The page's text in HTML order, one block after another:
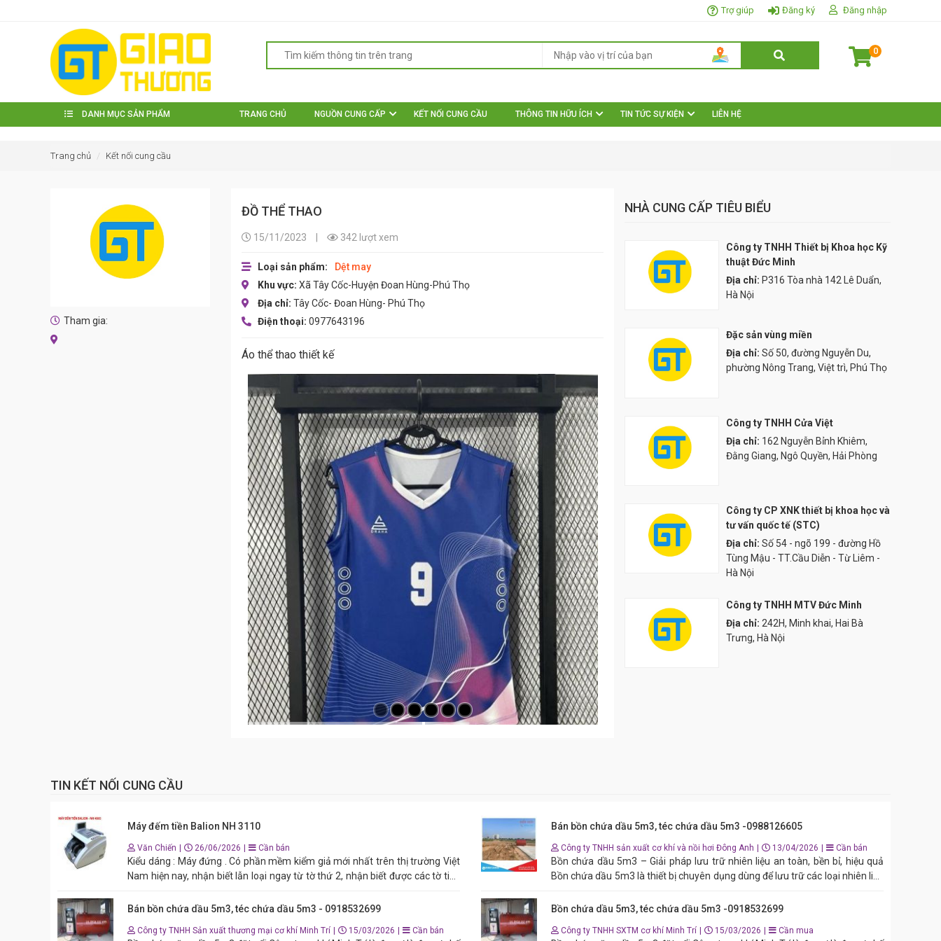
Trợ giúp Đăng ký Đăng nhập
0
DANH MỤC SẢN PHẨM TRANG CHỦ NGUỒN CUNG CẤP KẾT NỐI CUNG CẦU THÔNG TIN HỮU ÍCH TIN TỨC SỰ KIỆN LIÊN HỆ
Trang chủ Kết nối cung cầu
Tham gia:
ĐỒ THỂ THAO
15/11/2023 342 lượt xem
Loại sản phẩm:
Dệt may
Khu vực: Xã Tây Cốc-Huyện Đoan Hùng-Phú Thọ
Địa chỉ: Tây Cốc- Đoan Hùng- Phú Thọ
Điện thoại: 0977643196
Áo thể thao thiết kế
NHÀ CUNG CẤP TIÊU BIỂU
Công ty TNHH Thiết bị Khoa học Kỹ
thuật Đức Minh
Địa chỉ: P316 Tòa nhà 142 Lê Duẩn,
Hà Nội
Đặc sản vùng miền
Địa chỉ: Số 50, đường Nguyễn Du,
phường Nông Trang, Việt trì, Phú Thọ
Công ty TNHH Cửa Việt
Địa chỉ: 162 Nguyễn Bỉnh Khiêm,
Đằng Giang, Ngô Quyền, Hải Phòng
Công ty CP XNK thiết bị khoa học và
tư vấn quốc tế (STC)
Địa chỉ: Số 54 - ngõ 199 - đường Hồ
Tùng Mậu - TT.Cầu Diễn - Từ Liêm -
Hà Nội
Công ty TNHH MTV Đức Minh
Địa chỉ: 242H, Minh khai, Hai Bà
Trưng, Hà Nội
TIN KẾT NỐI CUNG CẦU
Máy đếm tiền Balion NH 3110
Văn Chiến 26/06/2026 Cần bán
Kiểu dáng : Máy đứng . Có phần mềm kiểm giả mới nhất trên thị trường Việt
Nam hiện nay, nhận biết lẫn loại ngay từ tờ thứ 2, nhận biết được các tờ tiền
công nghệ tiên tiến : 3D, tia cực tím và hệ thống mắt màu hiện đại . ( bắt 2 tờ
số, đếm cộng dồn có hút bụi - Kết cấu máy khoa học có độ bền cao, hệ thống
Bán bồn chứa dầu 5m3, téc chứa dầu 5m3 -0988126605
Công ty TNHH sản xuất cơ khí và nồi hơi Đông Anh 13/04/2026 Cần bán
Bồn chứa dầu 5m3 – Giải pháp lưu trữ nhiên liệu an toàn, bền bỉ, hiệu quả
Bồn chứa dầu 5m3 là thiết bị chuyên dụng dùng để lưu trữ các loại nhiên liệu
công nghiệp và hệ thống nồi hơi công nghiệp. Với dung tích 5.000 lít, bồn đáp
toàn trong vận hành lâu dài. Giới thiệu bồn chứa dầu 5m3 Bồn chứa dầu
Bán bồn chứa dầu 5m3, téc chứa dầu 5m3 - 0918532699
Công ty TNHH Sản xuất thương mại cơ khí Minh Trí 15/03/2026 Cần bán
Bồn chứa dầu 5m3, téc chứa dầu 5m3 -0918532699
Công ty TNHH SXTM cơ khí Minh Trí 15/03/2026 Cần mua